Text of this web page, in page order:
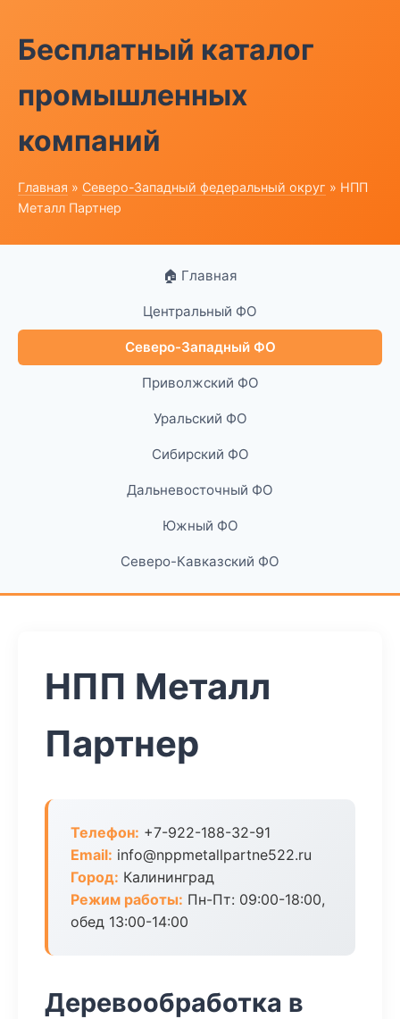
Бесплатный каталог
промышленных
компаний
Главная » Северо-Западный федеральный округ » НПП
Металл Партнер
🏠 Главная
Центральный ФО
Северо-Западный ФО
Приволжский ФО
Уральский ФО
Сибирский ФО
Дальневосточный ФО
Южный ФО
Северо-Кавказский ФО
НПП Металл
Партнер
Телефон: +7-922-188-32-91
Email: info@nppmetallpartne522.ru
Город: Калининград
Режим работы: Пн-Пт: 09:00-18:00,
обед 13:00-14:00
Деревообработка в